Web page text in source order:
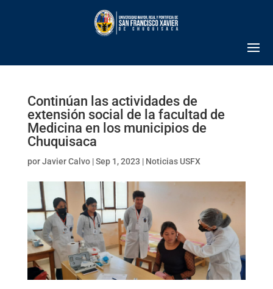
Continúan las actividades de
extensión social de la facultad de
Medicina en los municipios de
Chuquisaca
porJavier Calvo|Sep 1, 2023 | Noticias USFX